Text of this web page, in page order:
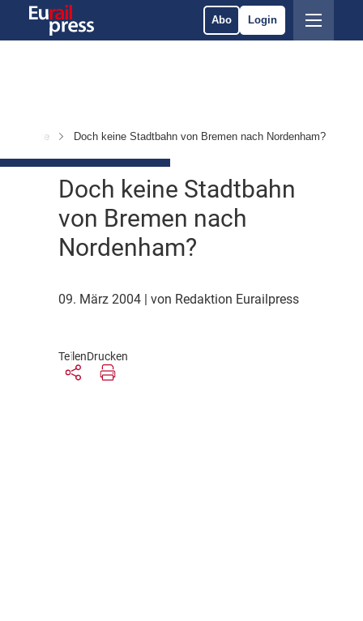
Abo Login
& Märkte Doch keine Stadtbahn von Bremen nach Nordenham?
Doch keine Stadtbahn
von Bremen nach
Nordenham?
09. März 2004 | von Redaktion Eurailpress
TeilenDrucken